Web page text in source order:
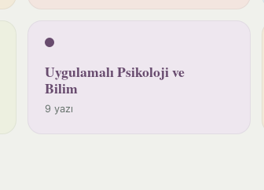
Uygulamalı Psikoloji ve
Bilim
9 yazı